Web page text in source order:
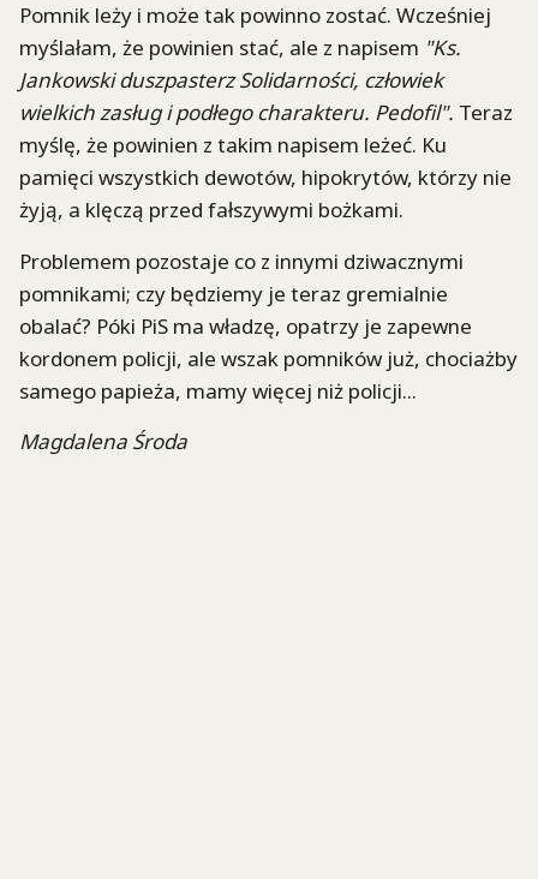
Pomnik leży i może tak powinno zostać. Wcześniej
myślałam, że powinien stać, ale z napisem "Ks.
Jankowski duszpasterz Solidarności, człowiek
wielkich zasług i podłego charakteru. Pedofil". Teraz
myślę, że powinien z takim napisem leżeć. Ku
pamięci wszystkich dewotów, hipokrytów, którzy nie
żyją, a klęczą przed fałszywymi bożkami.
Problemem pozostaje co z innymi dziwacznymi
pomnikami; czy będziemy je teraz gremialnie
obalać? Póki PiS ma władzę, opatrzy je zapewne
kordonem policji, ale wszak pomników już, chociażby
samego papieża, mamy więcej niż policji...
Magdalena Środa